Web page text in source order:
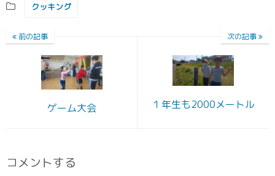
クッキング
前の記事
ゲーム大会
次の記事
１年生も2000メートル
コメントする